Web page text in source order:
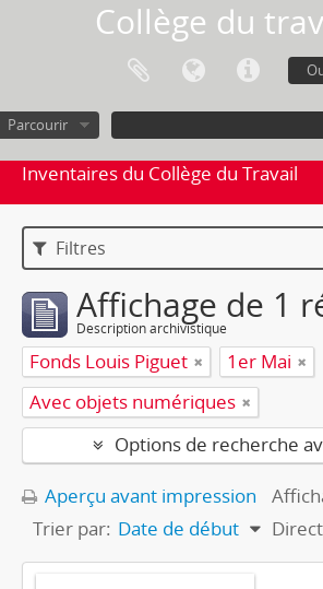
Collège du
Parcourir
Inventaires du Collège du Travail
Filtres
Affichage de 1
Description archivistique
Fonds Louis Piguet
1er Mai
Avec objets numériques
Options de recherche
Aperçu avant impression
Trier par: Date de début